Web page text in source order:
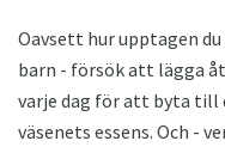
Oavsett hur upptagen
barn - försök att lägga
varje dag för att byta till
väsenets essens. Och -